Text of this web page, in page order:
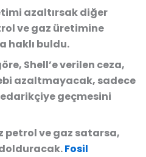
azaltırsak diğer
ve gaz üretimine
haklı buldu.
Shell’e verilen ceza,
azaltmayacak, sadece
geçmesini
petrol ve gaz satarsa,
Fosil